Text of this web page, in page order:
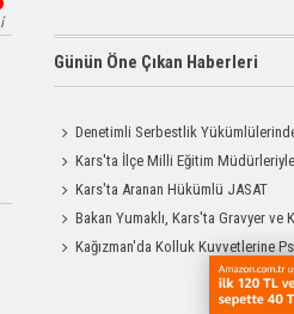
Günün Öne Çıkan Haberleri
Denetimli Serbestlik
Okula Temizlik Desteği
Kars'ta İlçe Milli Eğitim Müdürleriyle
Değerlendirme Toplantısı
Kars'ta Aranan Hükümlü JASAT
Operasyonuyla Yakalandı
Bakan Yumaklı, Kars'ta Gravyer ve
Üretim Tesisini Ziyaret Etti
Kağızman'da Kolluk Kuvvetlerine